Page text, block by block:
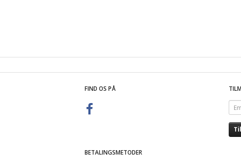
FIND OS PÅ
BETALINGSMETODER
Email-